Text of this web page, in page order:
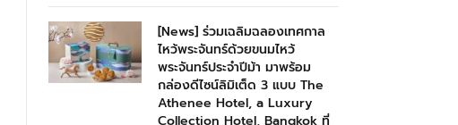
[News] ร่วมเฉลิมฉลองเทศกาล
ไหว้พระจันทร์ด้วยขนมไหว้
พระจันทร์ประจำปีม้า มาพร้อม
กล่องดีไซน์ลิมิเต็ด 3 แบบ The
Athenee Hotel, a Luxury
Collection Hotel, Bangkok ที่